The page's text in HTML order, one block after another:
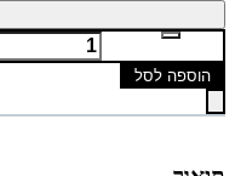
הוספה לסל